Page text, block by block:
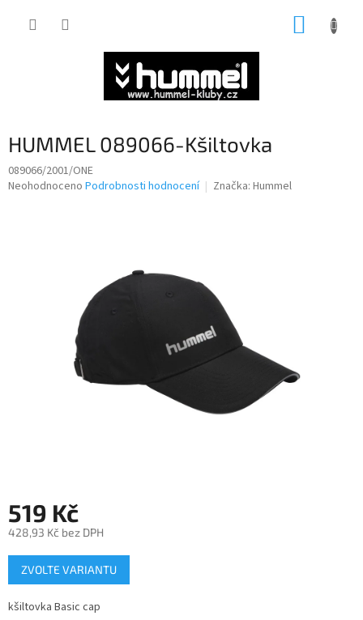
HUMMEL 089066-Kšiltovka
089066/2001/ONE
Průměrné
Neohodnoceno Podrobnosti hodnocení Značka: Hummel
519 Kč
428,93 Kč bez DPH
Měrná
cena:
ZVOLTE VARIANTU
kšiltovka Basic cap